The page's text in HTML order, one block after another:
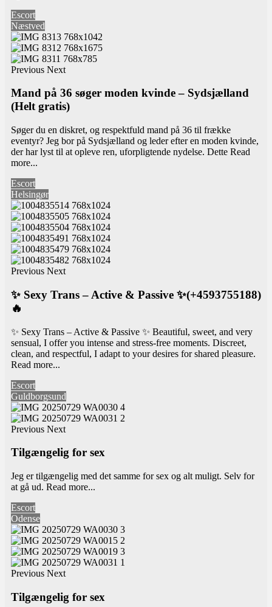
Escort
Næstved
Previous Next
Mand på 36 søger moden kvinde – Sydsjælland
(Helt gratis)
Søger du en diskret, og respektfuld mand på 36 til frække
eventyr? Jeg bor på Sydsjælland og leder efter en moden kvinde,
der har lyst til at opleve ren, uforpligtende nydelse. Dette Read
more...
Escort
Helsingør
Previous Next
✨ Sexy Trans – Active & Passive ✨(+4593755188)
🔥
✨ Sexy Trans – Active & Passive ✨ Beautiful, sweet, and very
sensual, I offer you intense and stress-free moments. Discreet,
clean, and respectful, I adapt to your desires for shared pleasure.
Read more...
Escort
Guldborgsund
Previous Next
Tilgængelig for sex
Jeg er tilgængelig med det samme for sex og alt muligt. Selv for
at gå ud. Read more...
Escort
Odense
Previous Next
Tilgængelig for sex